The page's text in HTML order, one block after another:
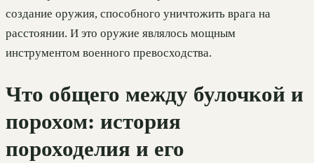
создание оружия, способного уничтожить врага на
расстоянии. И это оружие являлось мощным
инструментом военного превосходства.
Что общего между булочкой и
порохом: история
пороходелия и его